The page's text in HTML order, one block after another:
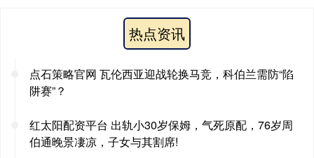
热点资讯
点石策略官网 瓦伦西亚迎战轮换马竞，科伯兰需防“陷
阱赛”？
红太阳配资平台 出轨小30岁保姆，气死原配，76岁周
伯通晚景凄凉，子女与其割席!